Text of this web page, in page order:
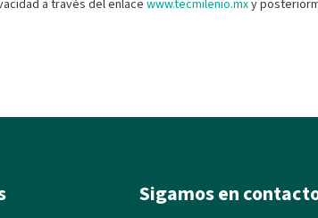
a través del enlace www.tecmilenio.mxy
Sigamos en